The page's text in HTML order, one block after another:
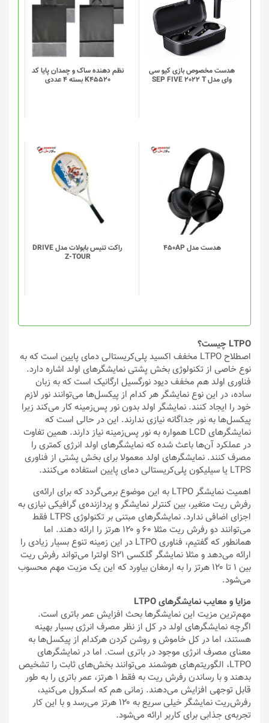
هدست مخصوص بازی کیو سی
وای مدل SEP FIVE 2022 T
دارای
انواع
مختلفی
می
باشد.
گزینه
ها
محصول
انتخاب
شوند
نظم دهنده ساک و چمدان پایا کد
K45520 بسته 4 عددی
دارای
انواع
می
باشد.
گزینه
ها
محصول
انتخاب
شوند
هدست مدل 450AP
راکت تنیس بابولات مدل DRIVE
Z-TOUR
LTPO چیست؟
اصطلاح LTPO مخفف اکسید پلی‌کریستالی دمای پایین است که به
نوع خاصی از تکنولوژی بخش پشتی نمایشگرهای اولد اشاره دارد.
فناوری اولد هم مخفف دیود نورگسیل ارگانیک است که به زبان
ساده، در این نوع نمایشگر هر کدام از پیکسل‌ها می‌توانند نور لازم
خود را ایجاد کنند. نمایشگر اولد بدون نور پس‌زمینه کار می‌کند زیرا
پیکسل‌ها به نور جداگانه نیازی ندارند. این در حالی است که
نمایشگرهای LCD همواره به نور پس‌زمینه نیاز دارند. همین تفاوت
در عملکرد آن‌ها باعث شده که نمایشگرهای اولد انرژی کمتری را
مصرف کنند. نمایشگرهای اولد معمولا برای بخش پشتی از فناوری
LTPS یا سیلیکون پلی‌کریستالی دمای پایین استفاده می‌کنند.
اهمیت نمایشگر LTPO به این موضوع برمی‌گردد که برای ارائه‌ی
رفرش ریت متغیر، بین کنترلر نمایشگر و پردازنده‌ی گرافیکی نیازی به
اجزای اضافی ندارد. نمایشگرهای مبتنی بر تکنولوژی LTPS فقط
می‌توانند دو رفرش ریت مثلا ۶۰ و ۱۲۰ هرتز را ارائه دهند. اما
همانطور که گفتیم، فناوری LTPO در این زمینه تنوع بسیار زیادی را
ارائه می‌دهد و مثلا نمایشگر گلکسی S21 اولترا می‌تواند رفرش ریت
بین ۱ تا ۱۲۰ هرتز را به ارمغان بیاورد که این یک مزیت مهم محسوب
می‌شود.
مزایا و معایب نمایشگرهای LTPO
مهم‌ترین مزیت این نمایشگرها بحث افزایش عمر باتری است.
اگرچه نمایشگرهای اولد در کل از نظر مصرف انرژی بسیار بهینه
هستند، اما در کل خاموش و روشن کردن هرکدام از پیکسل‌ها به
معنای مصرف انرژی موجود در باتری است. اما در نمایشگرهای
LTPO، الگوریتم‌های هوشمند می‌توانند بخش‌های ثابت را تشخیص
بدهند و با رساندن رفرش ریت به فقط ۱ هرتز، عمر باتری را به طور
قابل توجهی افزایش می‌دهند. زمانی هم که اسکرول می‌کنید،
رفرش‌ریت نمایشگر خیلی سریع به ۱۲۰ هرتز می‌رسد و با این کار
تجربه‌ی جذابی برای کاربر ارائه می‌شود.